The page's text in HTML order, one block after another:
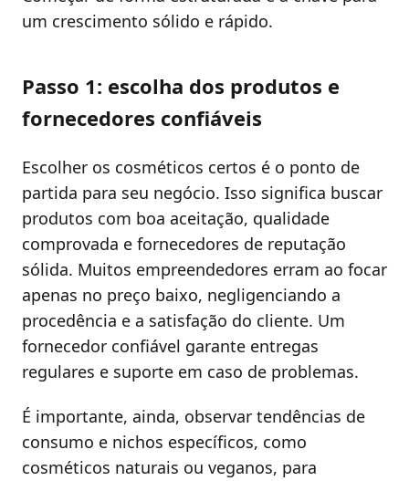
um crescimento sólido e rápido.
Passo 1: escolha dos produtos e
fornecedores confiáveis
Escolher os cosméticos certos é o ponto de
partida para seu negócio. Isso significa buscar
produtos com boa aceitação, qualidade
comprovada e fornecedores de reputação
sólida. Muitos empreendedores erram ao focar
apenas no preço baixo, negligenciando a
procedência e a satisfação do cliente. Um
fornecedor confiável garante entregas
regulares e suporte em caso de problemas.
É importante, ainda, observar tendências de
consumo e nichos específicos, como
cosméticos naturais ou veganos, para